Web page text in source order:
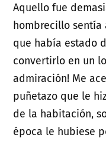
Aquello fue
hombrecillo
que había estado
convertirlo en un
admiración! Me
puñetazo que le
de la habitación,
época le hubiese